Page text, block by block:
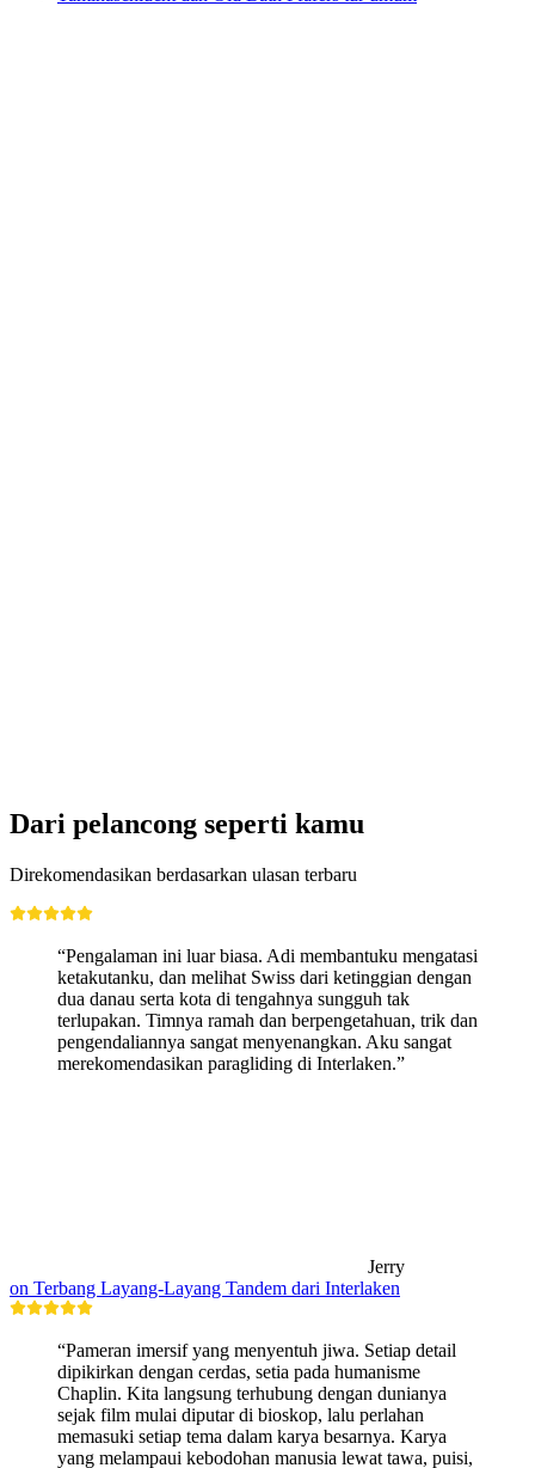
Dari pelancong seperti kamu
Direkomendasikan berdasarkan ulasan terbaru
“Pengalaman ini luar biasa. Adi membantuku mengatasi
ketakutanku, dan melihat Swiss dari ketinggian dengan
dua danau serta kota di tengahnya sungguh tak
terlupakan. Timnya ramah dan berpengetahuan, trik dan
pengendaliannya sangat menyenangkan. Aku sangat
merekomendasikan paragliding di Interlaken.”
Jerry
on Terbang Layang-Layang Tandem dari Interlaken
“Pameran imersif yang menyentuh jiwa. Setiap detail
dipikirkan dengan cerdas, setia pada humanisme
Chaplin. Kita langsung terhubung dengan dunianya
sejak film mulai diputar di bioskop, lalu perlahan
memasuki setiap tema dalam karya besarnya. Karya
yang melampaui kebodohan manusia lewat tawa, puisi,